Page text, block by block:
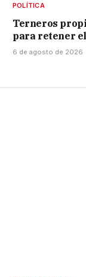
POLÍTICA
Terneros
para retener
6 de agosto de 2026